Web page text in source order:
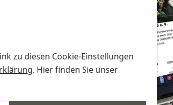
in
wie Sie nach Infonmaterial suchen und
zu diesen Cookie-Einstellungen
. Hier finden Sie unser